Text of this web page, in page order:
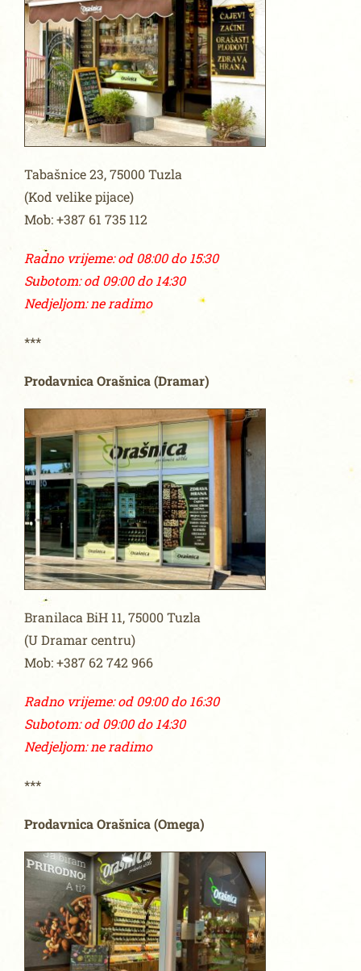
Tabašnice 23, 75000 Tuzla
(Kod velike pijace)
Mob: +387 61 735 112
Radno vrijeme: od 08:00 do 15:30
Subotom: od 09:00 do 14:30
Nedjeljom: ne radimo
***
Prodavnica Orašnica (Dramar)
Branilaca BiH 11, 75000 Tuzla
(U Dramar centru)
Mob: +387 62 742 966
Radno vrijeme: od 09:00 do 16:30
Subotom: od 09:00 do 14:30
Nedjeljom: ne radimo
***
Prodavnica Orašnica (Omega)